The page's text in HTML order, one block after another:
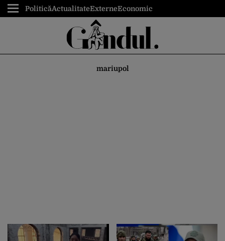
PoliticăActualitateExterneEconomic
mariupol